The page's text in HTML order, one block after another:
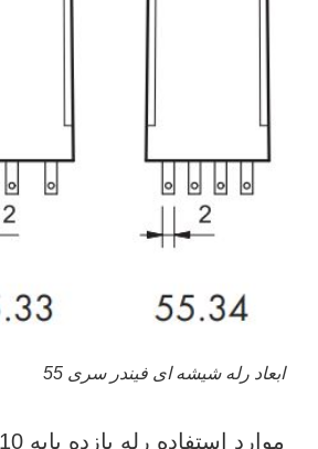
ابعاد رله شیشه ای فیندر سری 55
موارد استفاده رله یازده پایه 10 آمپر بوبین 110 فیندر